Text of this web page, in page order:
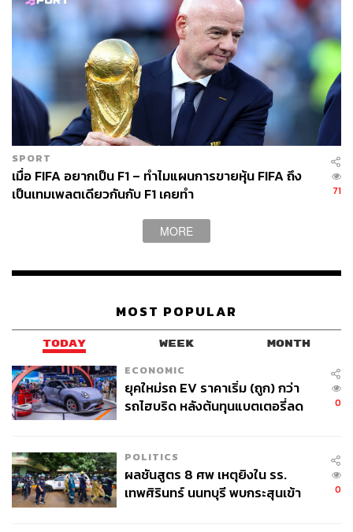
ส่วนปัจจัยเสี่ยงสำคัญที่ต้องติดตามคือ แรงกดดันเงินเฟ้อ
อัตราค่าระวางผันผวน และเศรษฐกิจจีนชะลอตัว
ข่าวที่เกี่ยวข้อง
ไขคำตอบ…ทำไม หุ้นเวียดนาม ดิ่งเกือบจะหนักสุดของ
โลก ล้างภาพดาวรุ่งแห่งเอเชีย
จับตา! หุ้นฮ่องกง ดีดกลับจริงหรือแค่ชั่วคราว หลังผู้นำจี
นส่งสัญญาณหนุนตลาดหุ้นอีกครั้ง
ากสุด และเป็นตลาดหนึ่งเดียวที่ยืนบวก
สามารถติดตาม THE STANDARD WEALTH
ผ่านแอปพลิเคชันต่างๆ ที่คุณสะดวกหรือใช้งานอยู่แล้วได้เลย
TAGS: การลงทุน SET Index
Market Focus
บริษัท เอสซีจี แพคเกจจิ้ง จำกัด (มหาชน) (SCGP)
InnovestX Research
SPORT
เมื่อ FIFA อยากเป็น F1 – ทำไมแผนการขายหุ้น FIFA ถึง
เป็นเทมเพลตเดียวกันกับ F1 เคยทำ
71
MORE
MOST POPULAR
TODAY WEEK MONTH
ECONOMIC
ยุคใหม่รถ EV ราคาเริ่ม (ถูก) กว่า
รถไฮบริด หลังต้นทุนแบตเตอรี่ลด
0
POLITICS
ผลชันสูตร 8 ศพ เหตุยิงใน รร.
เทพศิรินทร์ นนทบุรี พบกระสุนเข้า
0